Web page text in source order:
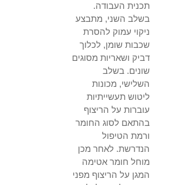
תכנית העבודה.
בשלב השני, מתבצע
ניקוי עמוק להסרת
שכבות שומן, לכלוך
דביק ושאריות מסוגים
שונים. בשלב
השלישי, מכונות
ליטוש תעשייתיות
עוברות על הריצוף
בהתאם לסוג החומר
ורמת הטיפול
הנדרשת. לאחר מכן
מוחל חומר אטימה
המגן על הריצוף מפני